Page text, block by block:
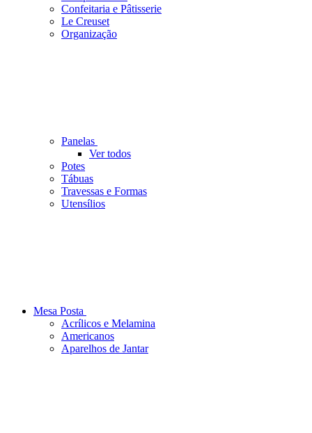
Confeitaria e Pâtisserie
Le Creuset
Organização
Panelas
Ver todos
Potes
Tábuas
Travessas e Formas
Utensílios
Mesa Posta
Acrílicos e Melamina
Americanos
Aparelhos de Jantar